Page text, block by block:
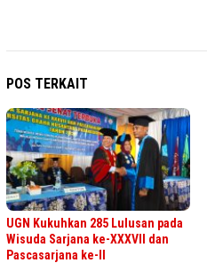
POS TERKAIT
UGN Kukuhkan 285 Lulusan pada
Wisuda Sarjana ke-XXXVII dan
Pascasarjana ke-II